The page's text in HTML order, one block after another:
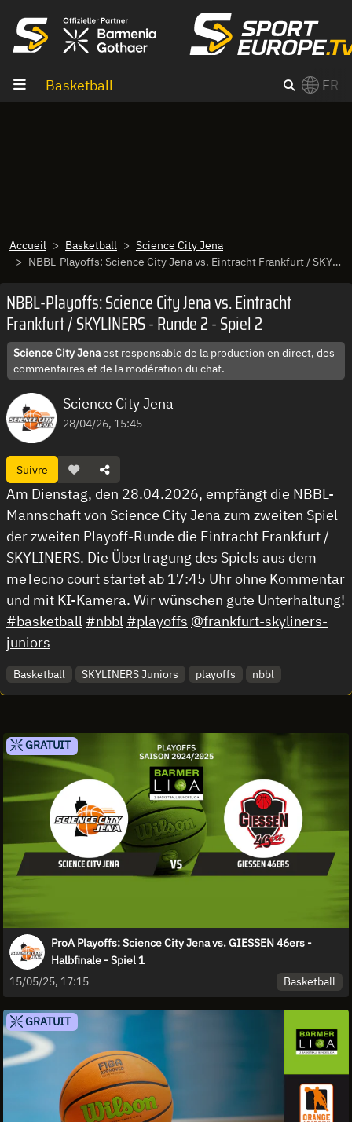
Basketball FR
Accueil Basketball
Science City Jena
NBBL-Playoffs: Science City Jena vs. Eintracht Frankfurt / SKYLINERS - Runde 2 - Spiel 2
NBBL-Playoffs: Science City Jena vs. Eintracht
Frankfurt / SKYLINERS - Runde 2 - Spiel 2
Science City Jenaest responsable de la production en direct, des
commentaires et de la modération du chat.
Science City Jena
28/04/26, 15:45
Suivre
Am Dienstag, den 28.04.2026, empfängt die NBBL-
Mannschaft von Science City Jena zum zweiten Spiel
der zweiten Playoff-Runde die Eintracht Frankfurt /
SKYLINERS. Die Übertragung des Spiels aus dem
meTecno court startet ab 17:45 Uhr ohne Kommentar
und mit KI-Kamera. Wir wünschen gute Unterhaltung!
#basketball #nbbl #playoffs @frankfurt-skyliners-
juniors
Basketball SKYLINERS Juniors playoffs nbbl
GRATUIT
ProA Playoffs: Science City Jena vs. GIESSEN 46ers -
Halbfinale - Spiel 1
15/05/25, 17:15
Basketball
GRATUIT